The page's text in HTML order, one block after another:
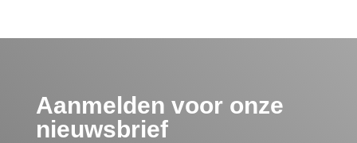
Aanmelden voor onze
nieuwsbrief